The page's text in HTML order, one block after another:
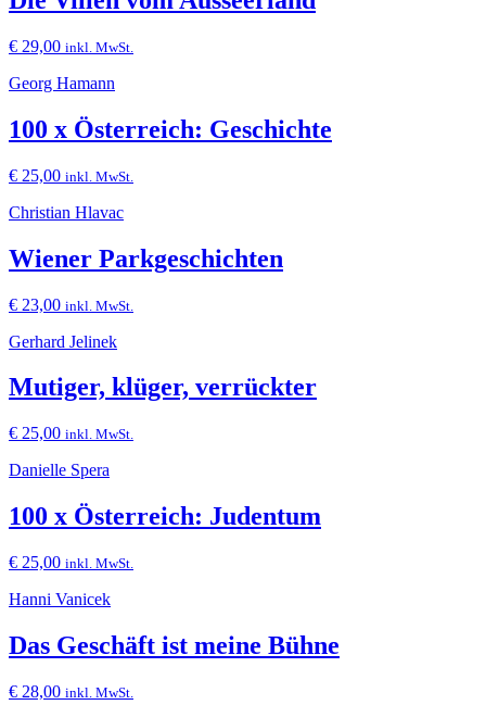
€ 29,00 inkl. MwSt.
Georg Hamann
100 x Österreich: Geschichte
€ 25,00 inkl. MwSt.
Christian Hlavac
Wiener Parkgeschichten
€ 23,00 inkl. MwSt.
Gerhard Jelinek
Mutiger, klüger, verrückter
€ 25,00 inkl. MwSt.
Danielle Spera
100 x Österreich: Judentum
€ 25,00 inkl. MwSt.
Hanni Vanicek
Das Geschäft ist meine Bühne
€ 28,00 inkl. MwSt.